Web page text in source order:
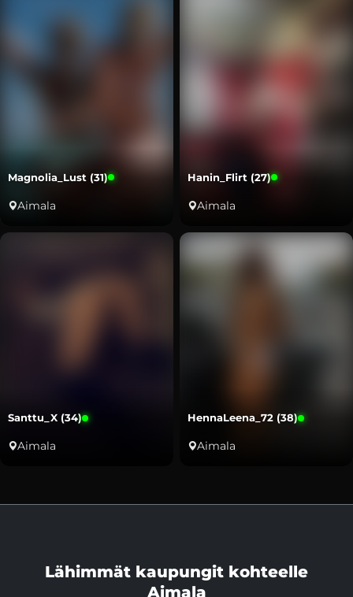
Magnolia_Lust (31)
Aimala
Hanin_Flirt (27)
Aimala
Santtu_X (34)
Aimala
HennaLeena_72 (38)
Aimala
Lähimmät kaupungit kohteelle
Aimala